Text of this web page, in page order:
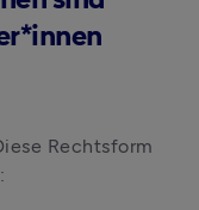
Rechtsform